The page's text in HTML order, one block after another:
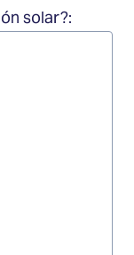
solar?: